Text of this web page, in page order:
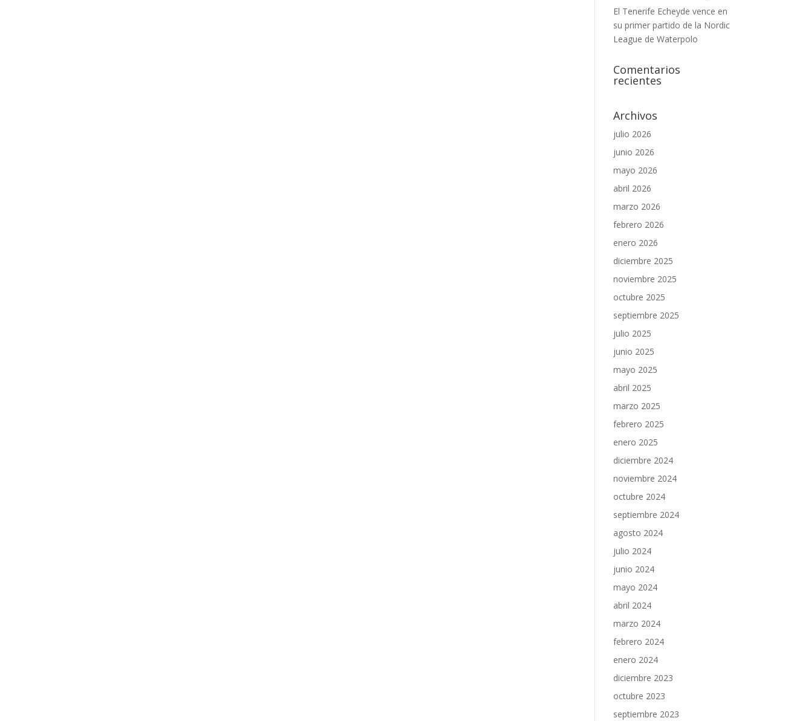
El Tenerife Echeyde vence en
su primer partido de la Nordic
League de Waterpolo
Comentarios
recientes
Archivos
julio 2026
junio 2026
mayo 2026
abril 2026
marzo 2026
febrero 2026
enero 2026
diciembre 2025
noviembre 2025
octubre 2025
septiembre 2025
julio 2025
junio 2025
mayo 2025
abril 2025
marzo 2025
febrero 2025
enero 2025
diciembre 2024
noviembre 2024
octubre 2024
septiembre 2024
agosto 2024
julio 2024
junio 2024
mayo 2024
abril 2024
marzo 2024
febrero 2024
enero 2024
diciembre 2023
octubre 2023
septiembre 2023